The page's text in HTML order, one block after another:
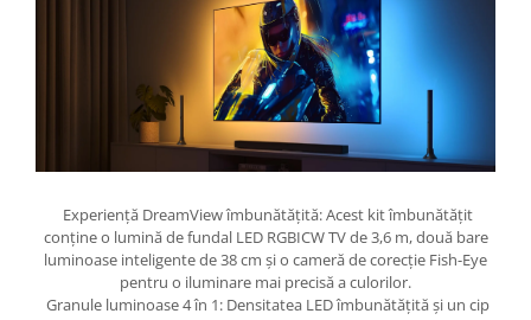
Experiență DreamView îmbunătățită: Acest kit îmbunătățit
conține o lumină de fundal LED RGBICW TV de 3,6 m, două bare
luminoase inteligente de 38 cm și o cameră de corecție Fish-Eye
pentru o iluminare mai precisă a culorilor.
Granule luminoase 4 în 1: Densitatea LED îmbunătățită și un cip